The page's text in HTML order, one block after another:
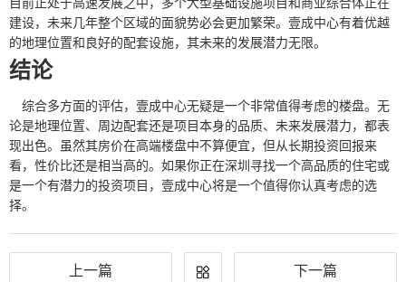
建设，未来几年整个区域的面貌势必会更加繁荣。壹成中心有着优越
的地理位置和良好的配套设施，其未来的发展潜力无限。
结论
综合多方面的评估，壹成中心无疑是一个非常值得考虑的楼盘。无
论是地理位置、周边配套还是项目本身的品质、未来发展潜力，都表
现出色。虽然其房价在高端楼盘中不算便宜，但从长期投资回报来
看，性价比还是相当高的。如果你正在深圳寻找一个高品质的住宅或
是一个有潜力的投资项目，壹成中心将是一个值得你认真考虑的选
择。
上一篇 下一篇